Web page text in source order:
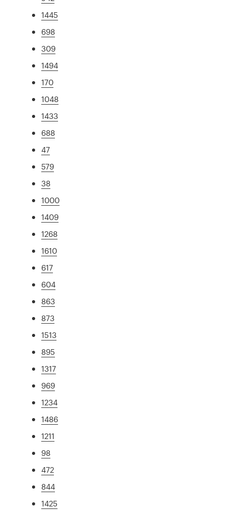
1445
698
309
1494
170
1048
1433
688
47
579
38
1000
1409
1268
1610
617
604
863
873
1513
895
1317
969
1234
1486
1211
98
472
844
1425